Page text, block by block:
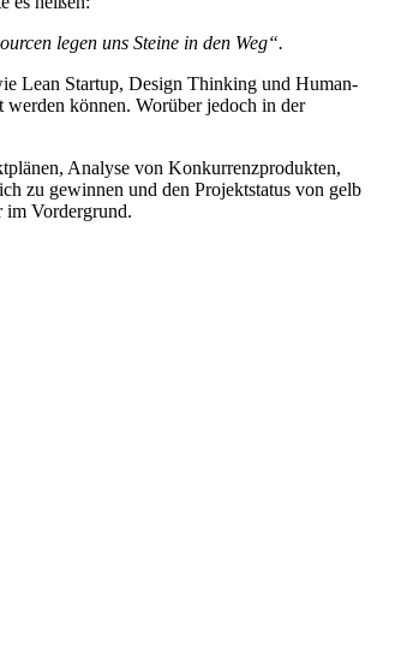
legen uns Steine in den Weg“.
Lean Startup, Design Thinking und Human-
werden können. Worüber jedoch in der
Analyse von Konkurrenzprodukten,
zu gewinnen und den Projektstatus von gelb
im Vordergrund.